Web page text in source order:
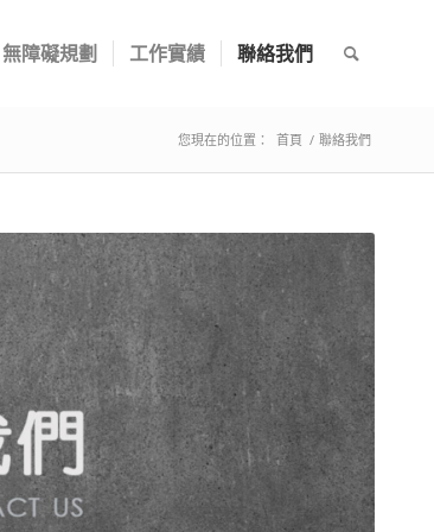
無障礙規劃 工作實績 聯絡我們
您現在的位置： 首頁 / 聯絡我們